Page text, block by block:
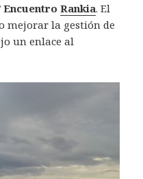
EncuentroRankia. El
mejorar la gestión de
un enlace al